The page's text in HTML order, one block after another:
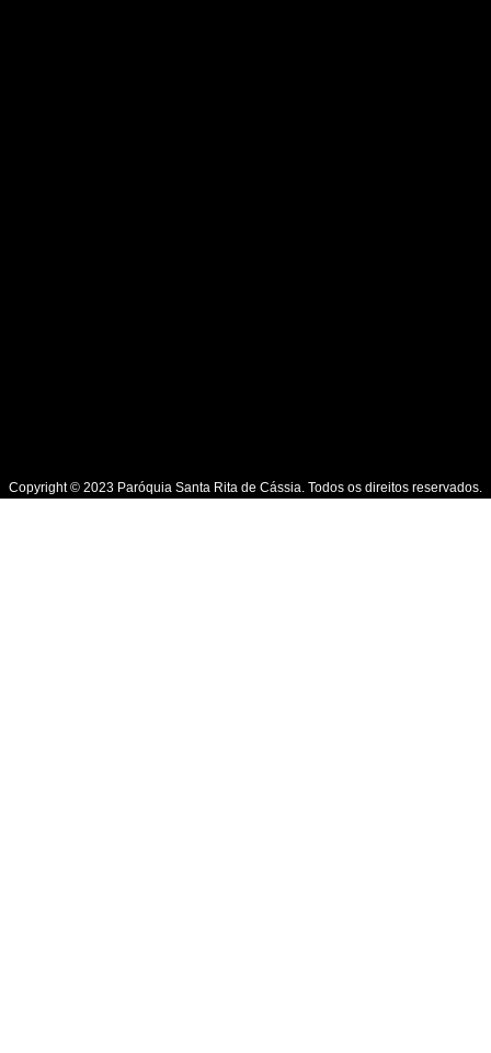
Copyright © 2023 Paróquia Santa Rita de Cássia. Todos os direitos reservados.